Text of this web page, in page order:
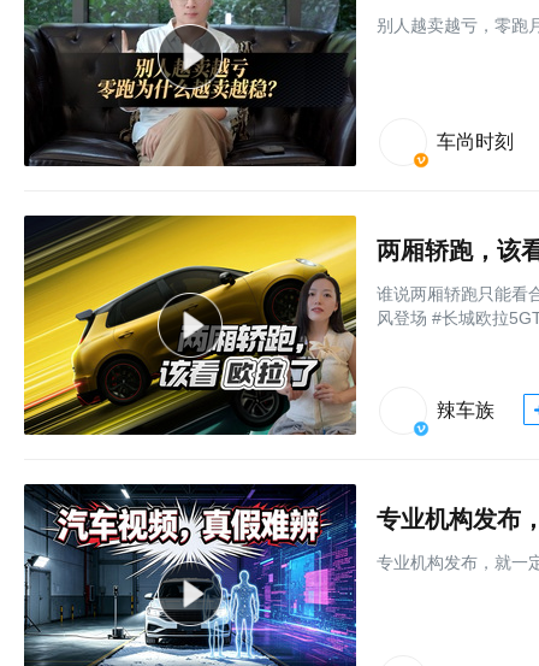
别人越卖越亏，零跑
车尚时刻
两厢轿跑，该
谁说两厢轿跑只能看
风登场 #长城欧拉
辣车族
专业机构发布
专业机构发布，就一